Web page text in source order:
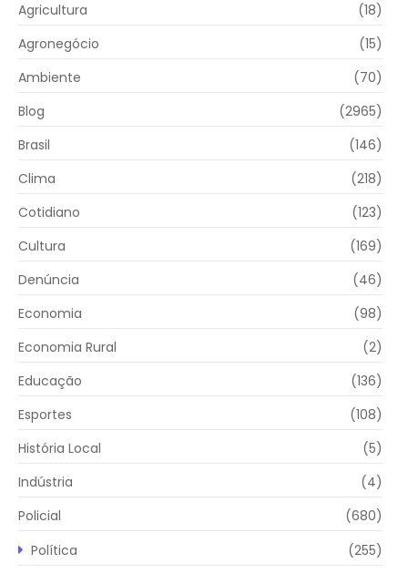
Agricultura
(18)
Agronegócio
(15)
Ambiente
(70)
Blog
(2965)
Brasil
(146)
Clima
(218)
Cotidiano
(123)
Cultura
(169)
Denúncia
(46)
Economia
(98)
Economia Rural
(2)
Educação
(136)
Esportes
(108)
História Local
(5)
Indústria
(4)
Policial
(680)
Política
(255)